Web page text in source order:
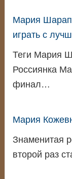
Мария
играть с
Теги Мария
Россиянка
финал…
Мария
Знаменитая
второй раз